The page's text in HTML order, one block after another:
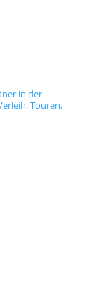
in der
Touren,